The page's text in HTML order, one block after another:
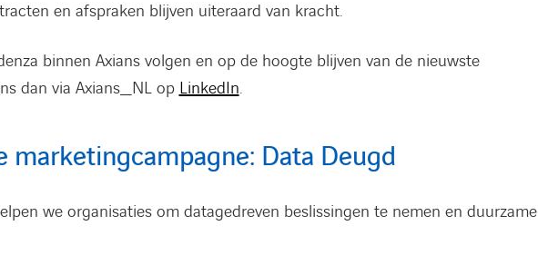
en afspraken blijven uiteraard van kracht.
binnen Axians volgen en op de hoogte blijven van de nieuwste
dan via Axians_NL op LinkedIn.
marketingcampagne: Data Deugd
we organisaties om datagedreven beslissingen te nemen en duurzame